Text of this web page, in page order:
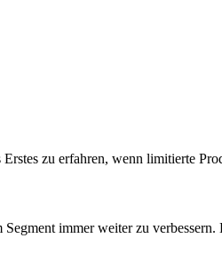
zu erfahren, wenn limitierte
immer weiter zu